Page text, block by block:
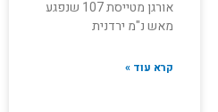
אורגן מטייסת 107 שנפגע
מאש נ"מ ירדנית
קרא עוד »